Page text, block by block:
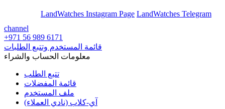
LandWatches Instagram Page LandWatches Telegram
channel
+971 56 989 6171
قائمة المستخدم وتتبع الطلبات
معلومات الحساب والشراء
تتبع الطلب
قائمة المفضلات
ملف المستخدم
آي-كلاب (نادي العملاء)